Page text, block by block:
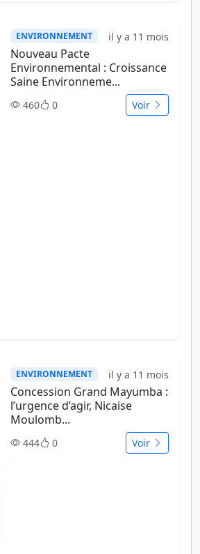
ENVIRONNEMENT il y a 11 mois
Nouveau Pacte
Environnemental : Croissance
Saine Environneme...
460 0 Voir
ENVIRONNEMENT il y a 11 mois
Concession Grand Mayumba :
l’urgence d’agir, Nicaise
Moulomb...
444 0 Voir